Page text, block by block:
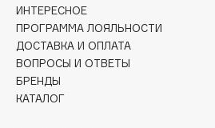
Collagenina
Consly
Corimo
CosRX
Cottolina
ИНТЕРЕСНОЕ
ПРОГРАММА ЛОЯЛЬНОСТИ
ДОСТАВКА И ОПЛАТА
ВОПРОСЫ И ОТВЕТЫ
БРЕНДЫ
КАТАЛОГ